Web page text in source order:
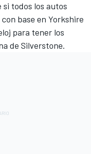
todos los autos
base en Yorkshire
para tener los
de Silverstone.